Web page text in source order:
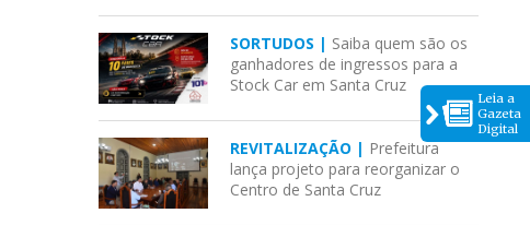
Leia a
Gazeta
Digital
SORTUDOS | Saiba quem são os
ganhadores de ingressos para a
Stock Car em Santa Cruz
REVITALIZAÇÃO | Prefeitura
lança projeto para reorganizar o
Centro de Santa Cruz